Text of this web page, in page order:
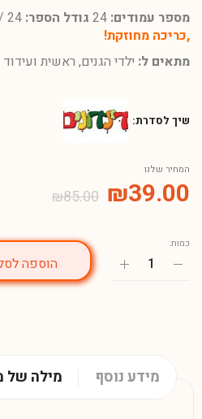
מספר עמודים: גודל הספר:
,כריכה מחוזקת!
מתאים ל: ילדי הגנים, ראשית
שיך לסדרת:
המחיר שלנו
₪85.00 ₪39.00
כמות:
הוספה
מילה של מידע נוסף